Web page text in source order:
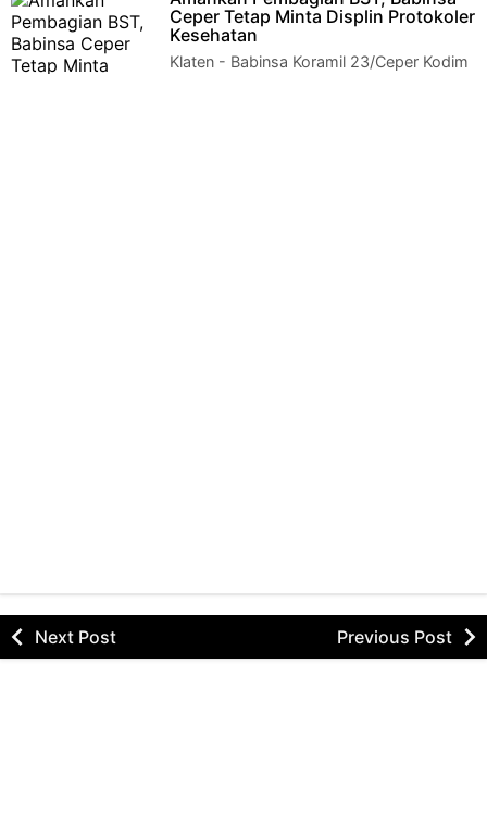
JatipuroKARANGANYAR - TNI, POLRI dan Satpol-PP
kecamatan Jatipu…
Ceper Tetap Minta Displin Protokoler
Kesehatan
Klaten - Babinsa Koramil 23/Ceper Kodim
Next Post Previous Post